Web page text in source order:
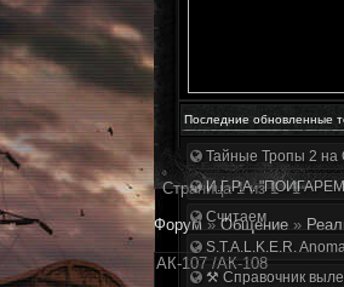
Последние обновленные
Тайные Тропы 2 на
И.Г.Р.А.
Считаем
S.T.A.L.K.E.R.
⚒ Справочник
Страница1из1
1
Форум » Общение »
АК-107 /АК-108